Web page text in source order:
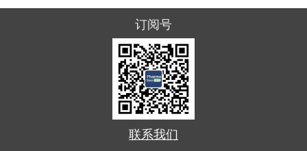
订阅号
联系我们